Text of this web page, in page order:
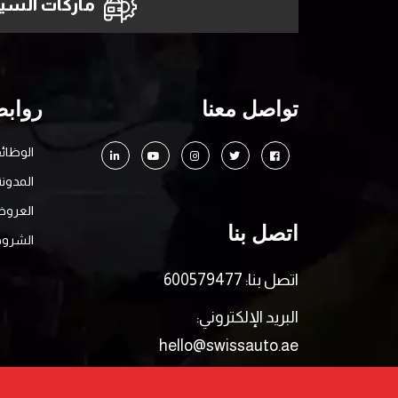
ماركات
تواصل معنا
اتصل بنا
اتصل بنا: 600579477
البريد الإلكتروني:
hello@swissauto.ae